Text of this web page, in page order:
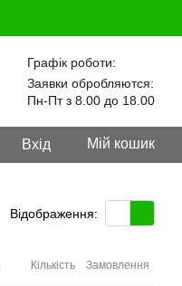
Графік роботи:
Заявки обробляются:
Пн-Пт з 8.00 до 18.00
Вхід Мій кошик
Відображення:
Кількість Замовлення